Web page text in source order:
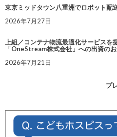
東京ミッドタウン八重洲でロボット配
2026年7月27日
上組／コンテナ物流最適化サービスを
「OneStream株式会社」への出資の
2026年7月21日
プ